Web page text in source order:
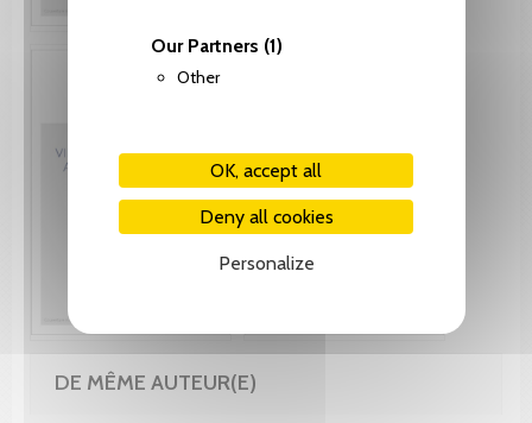
Our Partners (1)
Other
OK, accept all
Deny all cookies
Personalize
DE MÊME AUTEUR(E)